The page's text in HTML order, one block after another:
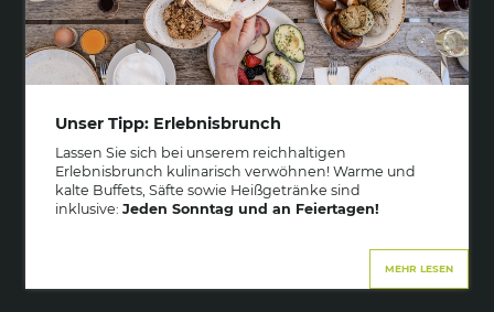
Unser Tipp: Erlebnisbrunch
Lassen Sie sich bei unserem reichhaltigen
Erlebnisbrunch kulinarisch verwöhnen! Warme und
kalte Buffets, Säfte sowie Heißgetränke sind
inklusive: Jeden Sonntag und an Feiertagen!
MEHR LESEN